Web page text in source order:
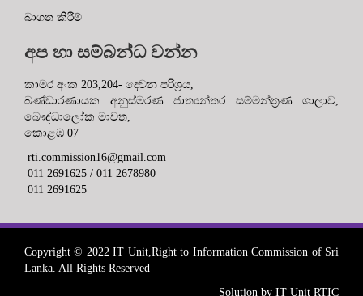
බාගත කිරීම්
අප හා සම්බන්ධ වන්න
කාමර අංක 203,204- දෙවන පරිශ්‍රය,
බණ්ඩාරණායක අනුස්මරණ ජාත්‍යන්තර සම්මන්ත්‍රණ ශාලාව,
බෞද්ධාලෝක මාවත,
කොළඹ 07
rti.commission16@gmail.com
011 2691625 / 011 2678980
011 2691625
Copyright © 2022 IT Unit,Right to Information Commission of Sri
Lanka. All Rights Reserved
Solution by IT Unit RTIC